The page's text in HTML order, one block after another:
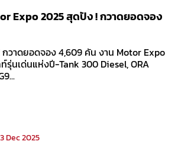
Expo 2025 สุดปัง ! กวาดยอดจอง
วาดยอดจอง 4,609 คัน งาน Motor Expo
รุ่นเด่นแห่งปี-Tank 300 Diesel, ORA
3 Dec 2025